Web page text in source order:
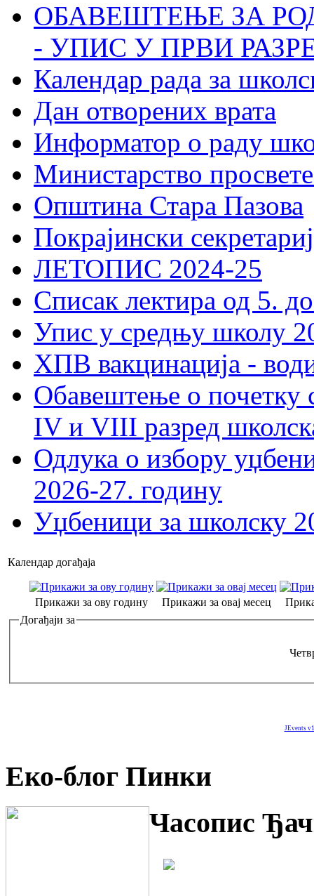
ОБАВЕШТЕЊЕ ЗА
- УПИС У ПРВИ
Календар рада за
Дан отворених врата
Информатор о раду
Министарство
Општина Стара Пазова
Покрајински
ЛЕТОПИС 2024-25
Списак лектира од 5.
Упис у средњу школу
ХПВ вакцинација -
Обавештење о почетку
IV и VIII разред
Одлука о избору
2026-27. годину
Уџбеници за школску
Календар догађаја
Прикажи за ову годину Прикажи за овај месец
Догађаји за
JEvents
Еко-блог Пинки
Часопис